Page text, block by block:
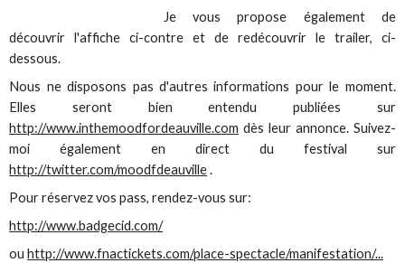
Je vous propose également de
découvrir l'affiche ci-contre et de redécouvrir le trailer, ci-
dessous.
Nous ne disposons pas d'autres informations pour le moment.
Elles seront bien entendu publiées sur
http://www.inthemoodfordeauville.com dès leur annonce. Suivez-
moi également en direct du festival sur
http://twitter.com/moodfdeauville.
Pour réservez vos pass, rendez-vous sur:
http://www.badgecid.com/
ouhttp://www.fnactickets.com/place-spectacle/manifestation/...